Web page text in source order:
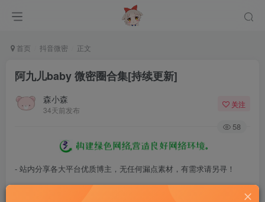
首页 抖音微密 正文
阿九儿baby 微密圈合集[持续更新]
森小森
34天前发布
关注
58
- 站内分享各大平台优质博主，无任何漏点素材，有需求请另寻！
- 百度网盘提示提取码错误，请更换浏览器重试，这是百度网盘版本问